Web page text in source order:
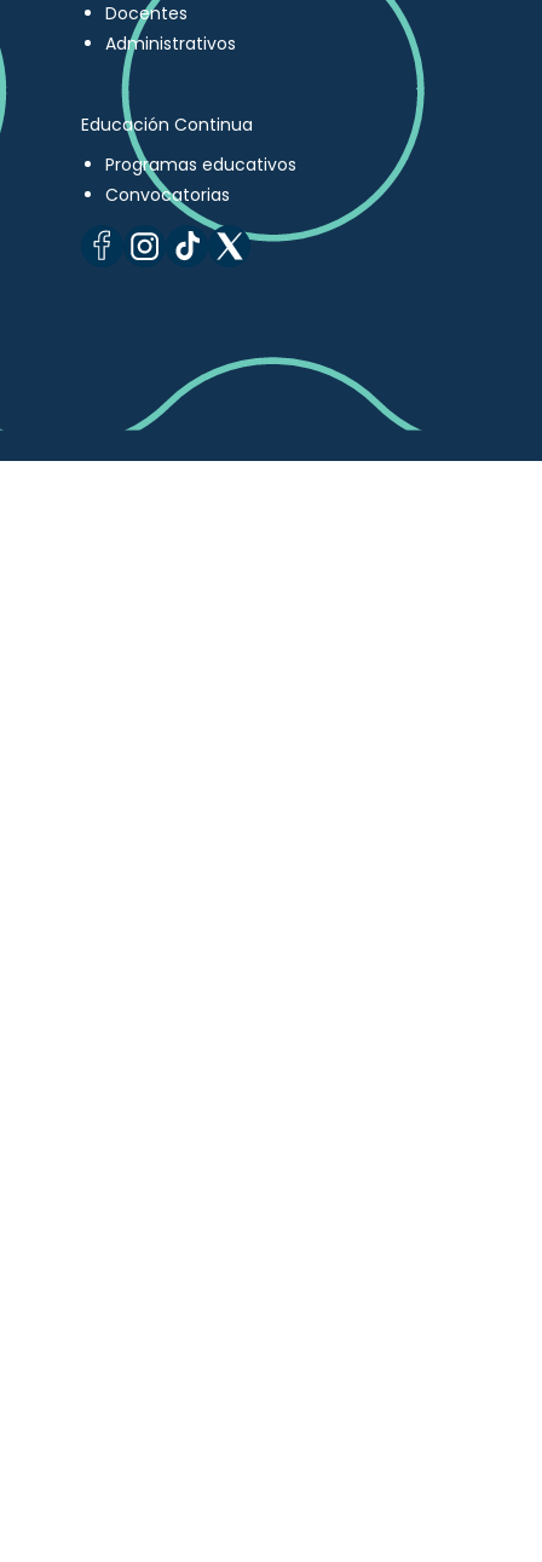
Docentes
Administrativos
Educación Continua
Programas educativos
Convocatorias